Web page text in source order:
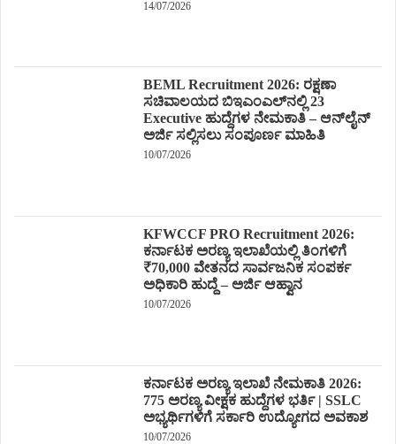
14/07/2026
BEML Recruitment 2026: ರಕ್ಷಣಾ
ಸಚಿವಾಲಯದ ಬಿಇಎಂಎಲ್‌ನಲ್ಲಿ 23
Executive ಹುದ್ದೆಗಳ ನೇಮಕಾತಿ – ಆನ್‌ಲೈನ್
ಅರ್ಜಿ ಸಲ್ಲಿಸಲು ಸಂಪೂರ್ಣ ಮಾಹಿತಿ
10/07/2026
KFWCCF PRO Recruitment 2026:
ಕರ್ನಾಟಕ ಅರಣ್ಯ ಇಲಾಖೆಯಲ್ಲಿ ತಿಂಗಳಿಗೆ
₹70,000 ವೇತನದ ಸಾರ್ವಜನಿಕ ಸಂಪರ್ಕ
ಅಧಿಕಾರಿ ಹುದ್ದೆ – ಅರ್ಜಿ ಆಹ್ವಾನ
10/07/2026
ಕರ್ನಾಟಕ ಅರಣ್ಯ ಇಲಾಖೆ ನೇಮಕಾತಿ 2026:
775 ಅರಣ್ಯ ವೀಕ್ಷಕ ಹುದ್ದೆಗಳ ಭರ್ತಿ | SSLC
ಅಭ್ಯರ್ಥಿಗಳಿಗೆ ಸರ್ಕಾರಿ ಉದ್ಯೋಗದ ಅವಕಾಶ
10/07/2026